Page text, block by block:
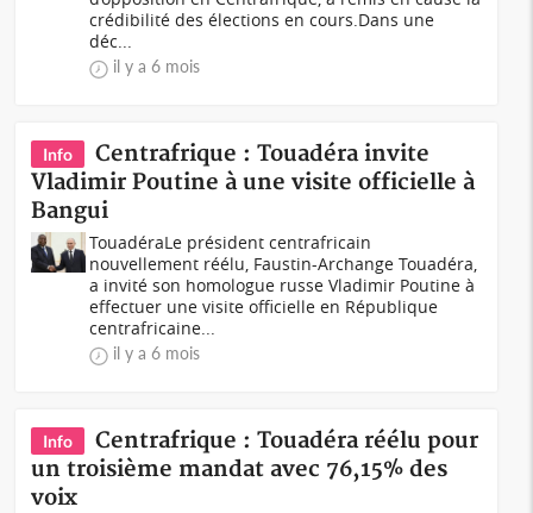
crédibilité des élections en cours.Dans une
déc...
il y a 6 mois
Info
Centrafrique : Touadéra invite
Vladimir Poutine à une visite officielle à
Bangui
TouadéraLe président centrafricain
nouvellement réélu, Faustin-Archange Touadéra,
a invité son homologue russe Vladimir Poutine à
effectuer une visite officielle en République
centrafricaine...
il y a 6 mois
Info
Centrafrique : Touadéra réélu pour
un troisième mandat avec 76,15% des
voix